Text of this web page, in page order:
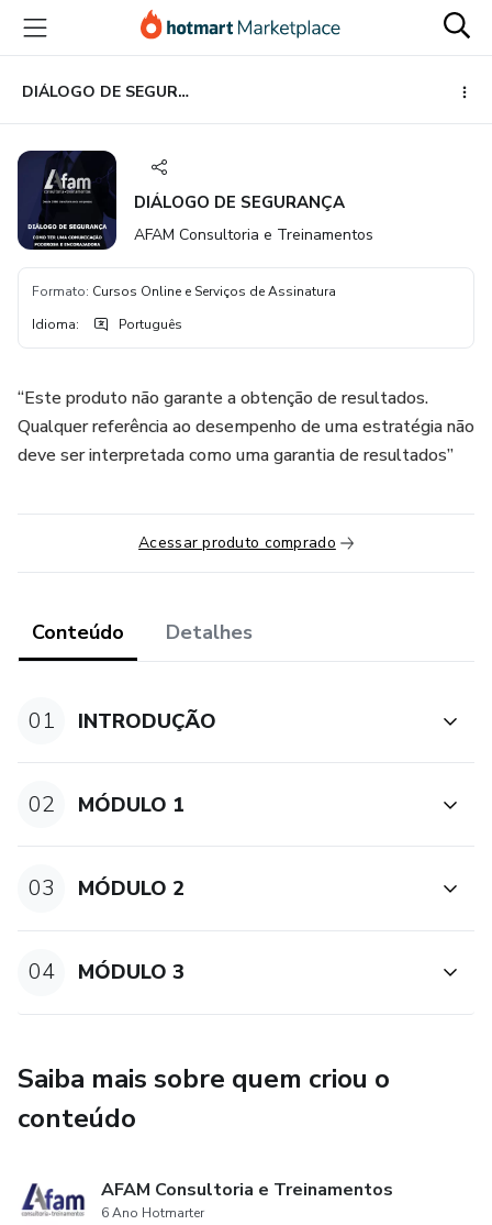
para
conteúdo
principal
para
pagamento
para
rodapé
DIÁLOGO DE SEGURANÇA
DIÁLOGO DE SEGURANÇA
AFAM Consultoria e Treinamentos
Formato: Cursos Online e Serviços de Assinatura
Idioma: Português
“Este produto não garante a obtenção de resultados.
Qualquer referência ao desempenho de uma estratégia não
deve ser interpretada como uma garantia de resultados”
Acessar produto comprado
Conteúdo Detalhes
01 INTRODUÇÃO
02 MÓDULO 1
03 MÓDULO 2
04 MÓDULO 3
Saiba mais sobre quem criou o
conteúdo
AFAM Consultoria e Treinamentos
6 Ano Hotmarter